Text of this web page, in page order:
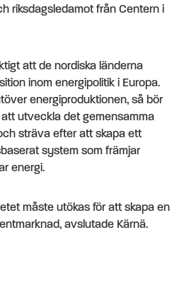
riksdagsledamot från Centern i
att de nordiska länderna
inom energipolitik i Europa.
energiproduktionen, så bör
utveckla det gemensamma
sträva efter att skapa ett
system som främjar
energi.
måste utökas för att skapa en
avslutade Kärnä.